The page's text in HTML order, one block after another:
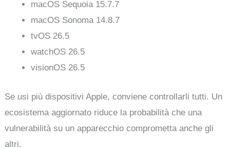
macOS Sequoia 15.7.7
macOS Sonoma 14.8.7
tvOS 26.5
watchOS 26.5
visionOS 26.5
Se usi più dispositivi Apple, conviene controllarli tutti. Un
ecosistema aggiornato riduce la probabilità che una
vulnerabilità su un apparecchio comprometta anche gli
altri.